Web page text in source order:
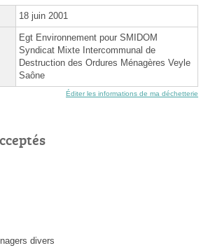
18 juin 2001
Egt Environnement pour SMIDOM
Syndicat Mixte Intercommunal de
Destruction des Ordures Ménagères Veyle
Saône
Éditer les informations de ma déchetterie
divers